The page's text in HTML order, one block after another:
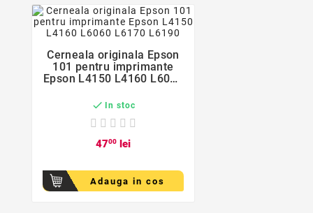
favorite_border
Cerneala originala Epson
101 pentru imprimante
Epson L4150 L4160 L6060
 In stoc
4700 lei
Adauga in cos